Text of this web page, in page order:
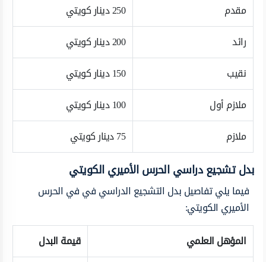
مقدم
250 دينار كويتي
رائد
200 دينار كويتي
نقيب
150 دينار كويتي
ملازم أول
100 دينار كويتي
ملازم
75 دينار كويتي
بدل تشجيع دراسي الحرس الأميري الكويتي
فيما يلي تفاصيل بدل التشجيع الدراسي في في الحرس
الأميري الكويتي:
المؤهل العلمي
قيمة البدل